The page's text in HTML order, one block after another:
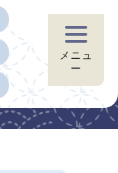
メニュ
ー